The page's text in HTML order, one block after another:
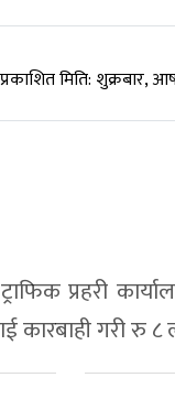
प्रकाशित मिति: शुक्रबार,
प्रहरी
कारबाही गरी रु